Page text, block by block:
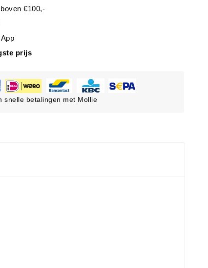
€100,-
prijs
snelle betalingen met Mollie